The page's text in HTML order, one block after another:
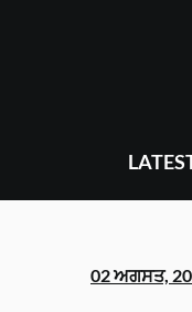
02 ਅਗਸਤ,